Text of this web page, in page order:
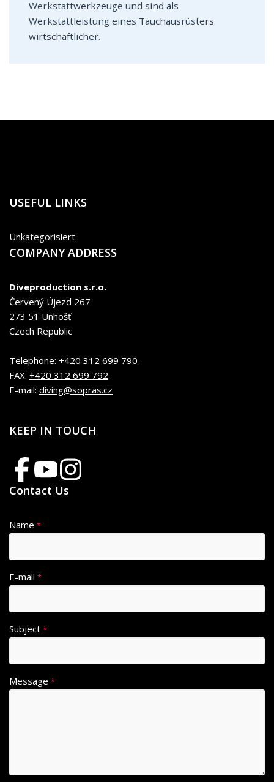
Werkstattwerkzeuge und sind als
Werkstattleistung eines Tauchausrüsters
wirtschaftlicher.
USEFUL LINKS
Unkategorisiert
COMPANY ADDRESS
Diveproduction s.r.o.
Červený Újezd 267
273 51 Unhošť
Czech Republic
Telephone: +420 312 699 790
FAX: +420 312 699 792
E-mail: diving@sopras.cz
KEEP IN TOUCH
Contact Us
Name *
E-mail *
Subject *
Message *